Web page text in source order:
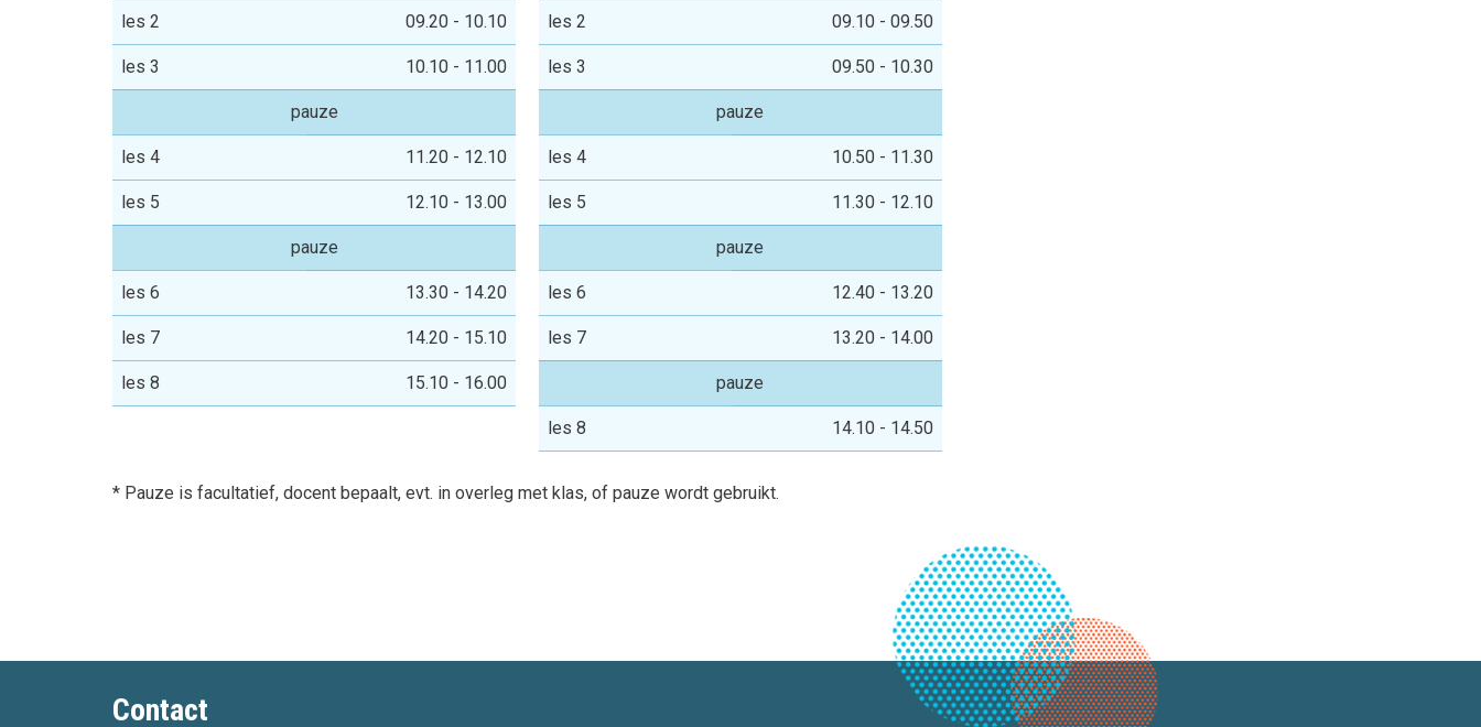
les 2 09.20 - 10.10
les 3 10.10 - 11.00
pauze
les 4 11.20 - 12.10
les 5 12.10 - 13.00
pauze
les 6 13.30 - 14.20
les 7 14.20 - 15.10
les 8 15.10 - 16.00
les 2 09.10 - 09.50
les 3 09.50 - 10.30
pauze
les 4 10.50 - 11.30
les 5 11.30 - 12.10
pauze
les 6 12.40 - 13.20
les 7 13.20 - 14.00
pauze
les 8 14.10 - 14.50
* Pauze is facultatief, docent bepaalt, evt. in overleg met klas, of pauze wordt gebruikt.
Contact